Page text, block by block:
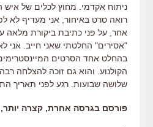
ניתוח אקדמי. מחוץ לכלים של איש
רואה סרט באיחור, אני מעדיף לא
אחר, על פני כתיבת ביקורת מלאה
"אסירים" החלטתי שאני חייב. אני
בהחלט אחד הסרטים
הקולנוע. והוא גם זוכה להצלחה
שלושה שבועות. רגע לפני תאריך
פורסם בגרסה אחרת, קצרה יותר,